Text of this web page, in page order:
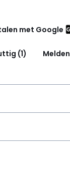
met Google
(1)
Melden